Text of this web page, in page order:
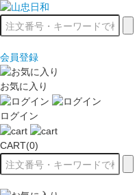
会員登録
お気に入り
ログイン
CART(0)